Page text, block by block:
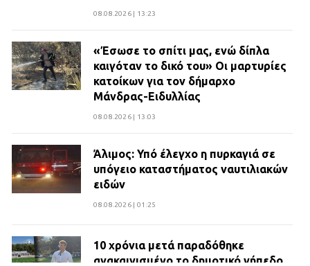
08.08.2026 | 13:23
«Έσωσε το σπίτι μας, ενώ δίπλα
καιγόταν το δικό του» Οι μαρτυρίες
κατοίκων για τον δήμαρχο
Μάνδρας-Ειδυλλίας
08.08.2026 | 13:03
Άλιμος: Υπό έλεγχο η πυρκαγιά σε
υπόγειο καταστήματος ναυτιλιακών
ειδών
08.08.2026 | 01:25
10 χρόνια μετά παραδόθηκε
ανακαινισμένο το δημοτικό γήπεδο